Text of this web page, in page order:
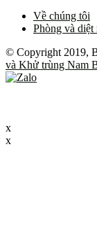
Về chúng tôi
Phòng và diệt
© Copyright 2019,
và Khử trùng Nam
x
x